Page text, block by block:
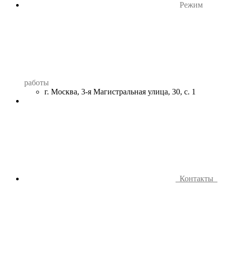
Режим
работы
г. Москва, 3-я Магистральная улица, 30, с. 1
Контакты